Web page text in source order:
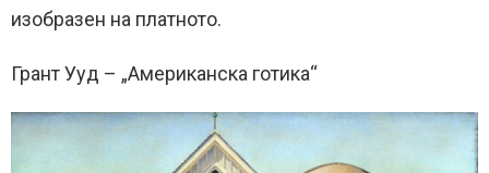
изобразен на платното.
Грант Ууд – „Американска готика“